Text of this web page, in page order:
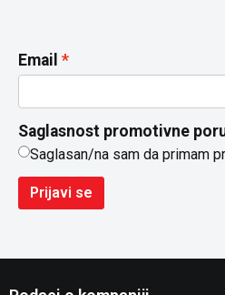
Email
Saglasnost promotivne
Saglasan/na sam da primam
Prijavi se